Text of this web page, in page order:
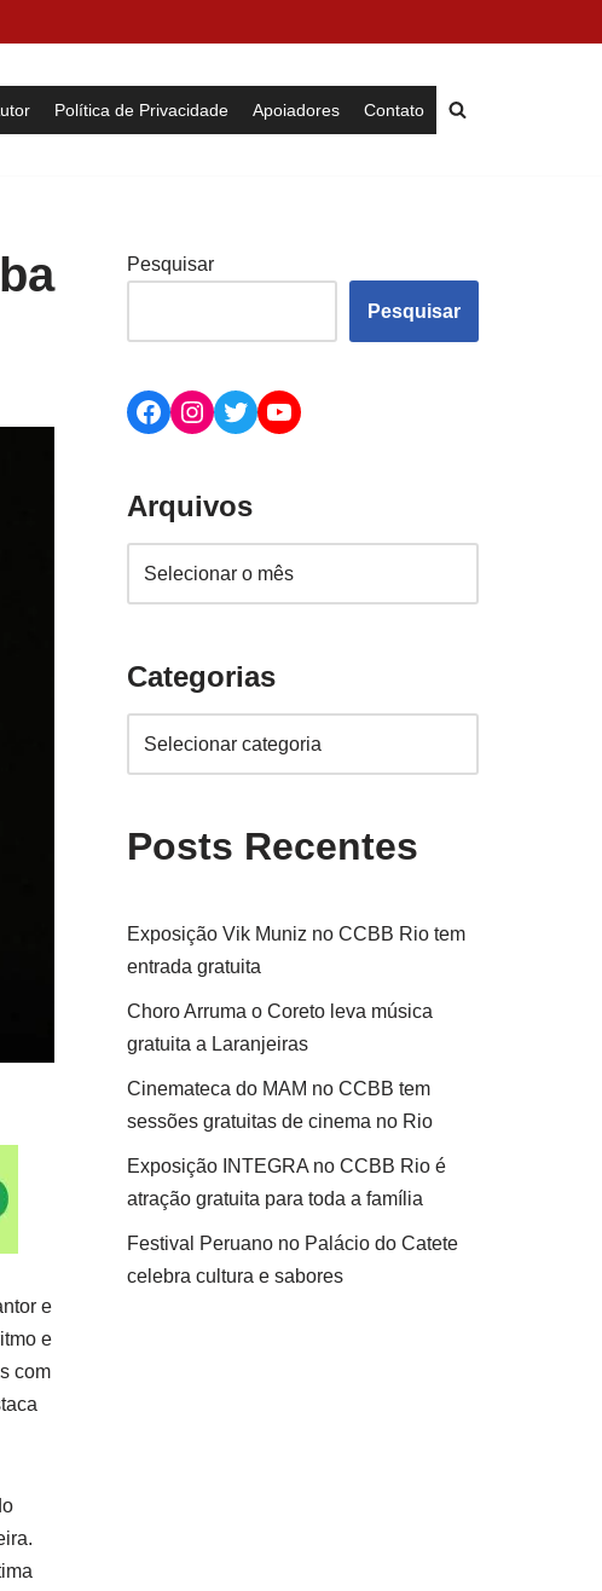
Política de Privacidade Apoiadores Contato
e
e
com
Pesquisar
Pesquisar
Arquivos
Categorias
Posts Recentes
Exposição Vik Muniz no CCBB Rio tem
entrada gratuita
Choro Arruma o Coreto leva música
gratuita a Laranjeiras
Cinemateca do MAM no CCBB tem
sessões gratuitas de cinema no Rio
Exposição INTEGRA no CCBB Rio é
atração gratuita para toda a família
Festival Peruano no Palácio do Catete
celebra cultura e sabores